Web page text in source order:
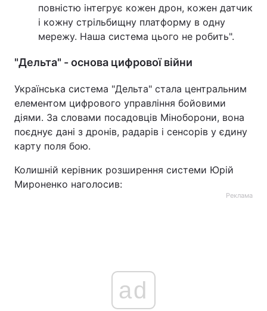
повністю інтегрує кожен дрон, кожен датчик
і кожну стрільбищну платформу в одну
мережу. Наша система цього не робить".
"Дельта" - основа цифрової війни
Українська система "Дельта" стала центральним
елементом цифрового управління бойовими
діями. За словами посадовців Міноборони, вона
поєднує дані з дронів, радарів і сенсорів у єдину
карту поля бою.
Колишній керівник розширення системи Юрій
Мироненко наголосив:
Реклама
ad